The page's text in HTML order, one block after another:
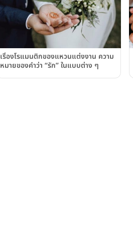
เรื่องโรแมนติกของแหวนแต่งงาน ความ
หมายของคำว่า “รัก” ในแบบต่าง ๆ